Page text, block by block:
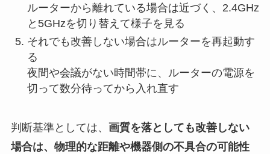
ルーターから離れている場合は近づく、2.4GHz
と5GHzを切り替えて様子を見る
それでも改善しない場合はルーターを再起動す
る
夜間や会議がない時間帯に、ルーターの電源を
切って数分待ってから入れ直す
判断基準としては、 画質を落としても改善しない
場合は、物理的な距離や機器側の不具合の可能性